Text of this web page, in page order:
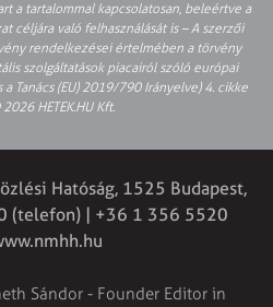
a tartalommal kapcsolatosan, beleértve a
céljára való felhasználását is – A szerzői
rendelkezései értelmében a törvény
szolgáltatások piacairól szóló európai
Tanács (EU) 2019/790 Irányelve) 4. cikke
HETEK.HU Kft.
Hatóság, 1525 Budapest,
(telefon) | +36 1 356 5520
Sándor - Founder Editor in